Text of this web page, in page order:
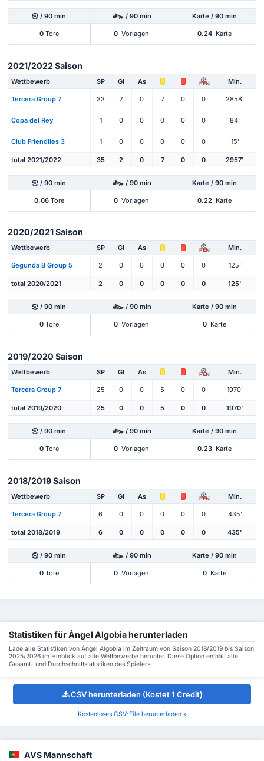
/ 90 min / 90 min Karte / 90 min
0Tore 0 Vorlagen 0.24 Karte
2021/2022 Saison
Wettbewerb SP Gl As PEN Min.
Tercera Group 7 33 2 0 7 0 0 2858'
Copa del Rey 1 0 0 0 0 0 84'
Club Friendlies 3 1 0 0 0 0 0 15'
total 2021/2022 35 2 0 7 0 0 2957'
/ 90 min / 90 min Karte / 90 min
0.06Tore 0 Vorlagen 0.22 Karte
2020/2021 Saison
Wettbewerb SP Gl As PEN Min.
Segunda B Group 5 2 0 0 0 0 0 125'
total 2020/2021 2 0 0 0 0 0 125'
/ 90 min / 90 min Karte / 90 min
0Tore 0 Vorlagen 0 Karte
2019/2020 Saison
Wettbewerb SP Gl As PEN Min.
Tercera Group 7 25 0 0 5 0 0 1970'
total 2019/2020 25 0 0 5 0 0 1970'
/ 90 min / 90 min Karte / 90 min
0Tore 0 Vorlagen 0.23 Karte
2018/2019 Saison
Wettbewerb SP Gl As PEN Min.
Tercera Group 7 6 0 0 0 0 0 435'
total 2018/2019 6 0 0 0 0 0 435'
/ 90 min / 90 min Karte / 90 min
0Tore 0 Vorlagen 0 Karte
Statistiken für Ángel Algobia herunterladen
Lade alle Statistiken von Ángel Algobia im Zeitraum von Saison 2018/2019 bis Saison
2025/2026 im Hinblick auf alle Wettbewerbe herunter. Diese Option enthält alle
Gesamt- und Durchschnittstatistiken des Spielers.
CSV herunterladen (Kostet 1 Credit)
Kostenloses CSV-File herunterladen »
AVS Mannschaft